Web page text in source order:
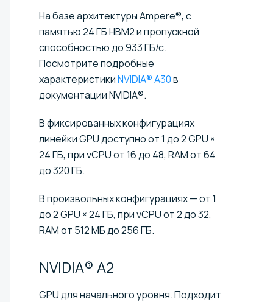
На базе архитектуры Ampere®, с
памятью 24 ГБ HBM2 и пропускной
способностью до 933 ГБ/с.
Посмотрите подробные
характеристикиNVIDIA® A30в
документации NVIDIA®.
В фиксированных конфигурациях
линейки GPU доступно от 1 до 2 GPU ×
24 ГБ, при vCPU от 16 до 48, RAM от 64
до 320 ГБ.
В произвольных конфигурациях — от 1
до 2 GPU × 24 ГБ, при vCPU от 2 до 32,
RAM от 512 МБ до 256 ГБ.
NVIDIA® A2
GPU для начального уровня. Подходит